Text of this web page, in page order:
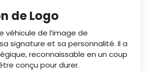
de Logo
véhicule de l’image de
signature et sa personnalité. Il a
reconnaissable en un coup
conçu pour durer.